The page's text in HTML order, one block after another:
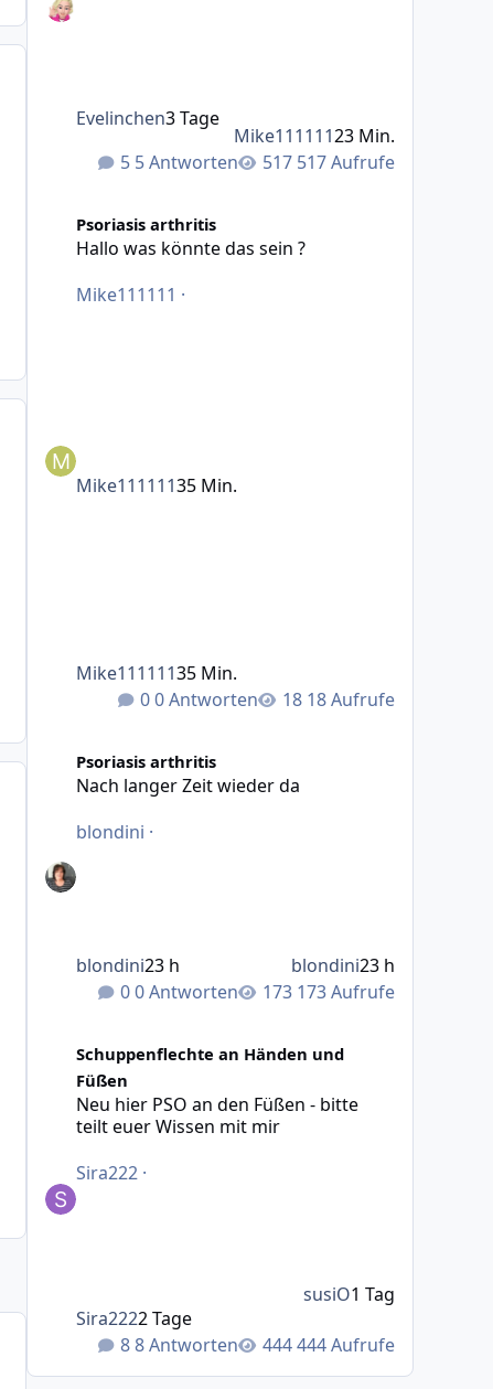
5 Antworten 517 Aufrufe
Evelinchen3 Tage
Mike11111123 Min.
Psoriasis arthritis
Hallo was könnte das sein ?
Mike111111 ·
0 Antworten 18 Aufrufe
Mike11111135 Min.
Mike11111135 Min.
Psoriasis arthritis
Nach langer Zeit wieder da
blondini ·
0 Antworten 173 Aufrufe
blondini23 h blondini23 h
Schuppenflechte an Händen und
Füßen
Neu hier PSO an den Füßen - bitte
teilt euer Wissen mit mir
Sira222 ·
8 Antworten 444 Aufrufe
Sira2222 Tage
susiO1 Tag